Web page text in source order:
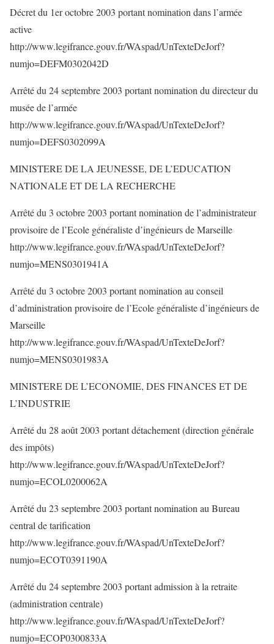
Décret du 1er octobre 2003 portant nomination dans l’armée
active
http://www.legifrance.gouv.fr/WAspad/UnTexteDeJorf?
numjo=DEFM0302042D
Arrêté du 24 septembre 2003 portant nomination du directeur du
musée de l’armée
http://www.legifrance.gouv.fr/WAspad/UnTexteDeJorf?
numjo=DEFS0302099A
MINISTERE DE LA JEUNESSE, DE L’EDUCATION
NATIONALE ET DE LA RECHERCHE
Arrêté du 3 octobre 2003 portant nomination de l’administrateur
provisoire de l’Ecole généraliste d’ingénieurs de Marseille
http://www.legifrance.gouv.fr/WAspad/UnTexteDeJorf?
numjo=MENS0301941A
Arrêté du 3 octobre 2003 portant nomination au conseil
d’administration provisoire de l’Ecole généraliste d’ingénieurs de
Marseille
http://www.legifrance.gouv.fr/WAspad/UnTexteDeJorf?
numjo=MENS0301983A
MINISTERE DE L’ECONOMIE, DES FINANCES ET DE
L’INDUSTRIE
Arrêté du 28 août 2003 portant détachement (direction générale
des impôts)
http://www.legifrance.gouv.fr/WAspad/UnTexteDeJorf?
numjo=ECOL0200062A
Arrêté du 23 septembre 2003 portant nomination au Bureau
central de tarification
http://www.legifrance.gouv.fr/WAspad/UnTexteDeJorf?
numjo=ECOT0391190A
Arrêté du 24 septembre 2003 portant admission à la retraite
(administration centrale)
http://www.legifrance.gouv.fr/WAspad/UnTexteDeJorf?
numjo=ECOP0300833A